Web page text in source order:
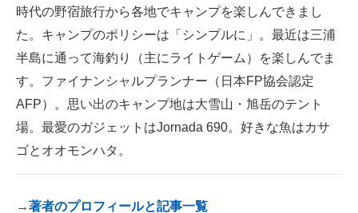
ちょっと気になるネットの話題
時代の野宿旅行から各地でキャンプを楽しんできまし
た。キャンプのポリシーは「シンプルに」。最近は三浦
半島に通って海釣り（主にライトゲーム）を楽しんでま
す。ファイナンシャルプランナー（日本FP協会認定
AFP）。思い出のキャンプ地は大雪山・旭岳のテント
場。最愛のガジェットはJornada 690。好きな魚はカサ
ゴとオオモンハタ。
→著者のプロフィールと記事一覧